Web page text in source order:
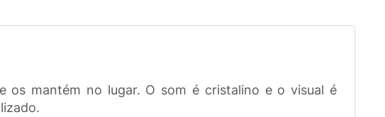
os mantém no lugar. O som é cristalino e o visual é